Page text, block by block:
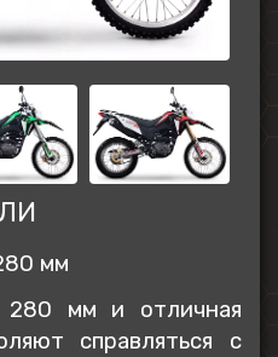
мм
280 мм и отличная
справляться с